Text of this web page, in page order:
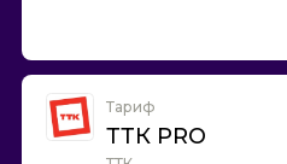
Тариф
ТТК PRO